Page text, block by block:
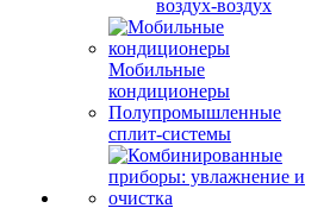
воздух-воздух
Мобильные
кондиционеры
Полупромышленные
сплит-системы